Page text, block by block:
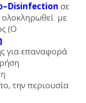
σε
με
(O
για επαναφορά
την περιουσία